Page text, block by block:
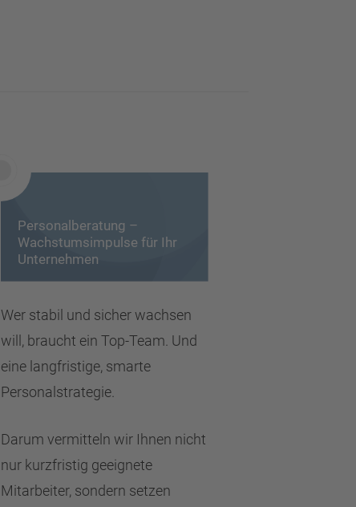
Personalberatung –
Wachstumsimpulse für Ihr
Unternehmen
Wer stabil und sicher wachsen
will, braucht ein Top-Team. Und
eine langfristige, smarte
Personalstrategie.
Darum vermitteln wir Ihnen nicht
nur kurzfristig geeignete
Mitarbeiter, sondern setzen